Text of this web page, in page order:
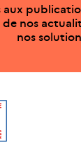
nos
nos